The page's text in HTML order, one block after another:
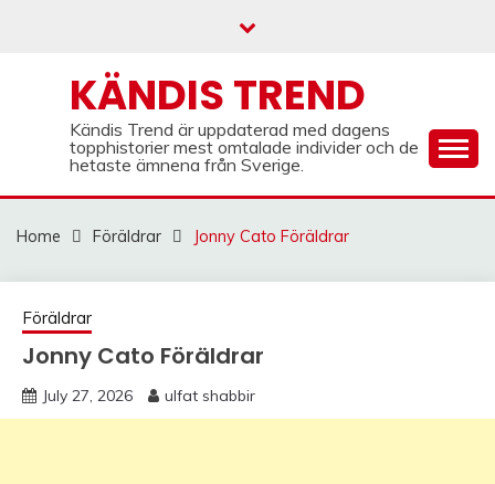
KÄNDIS TREND
Kändis Trend är uppdaterad med dagens
topphistorier mest omtalade individer och de
hetaste ämnena från Sverige.
Home Föräldrar Jonny Cato Föräldrar
Föräldrar
Jonny Cato Föräldrar
July 27, 2026 ulfat shabbir